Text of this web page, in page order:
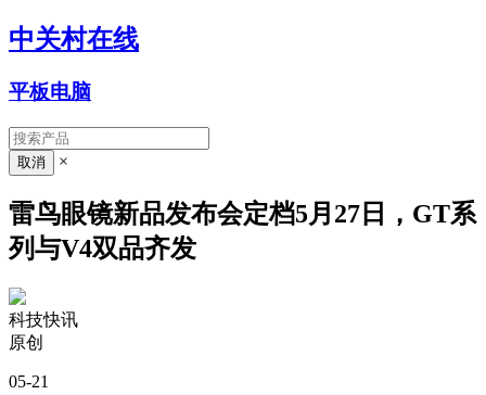
中关村在线
平板电脑
×
雷鸟眼镜新品发布会定档5月27日，GT系
列与V4双品齐发
科技快讯
原创
05-21